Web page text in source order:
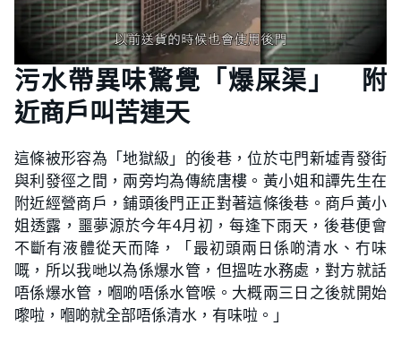
污水帶異味驚覺「爆屎渠」 附
近商戶叫苦連天
這條被形容為「地獄級」的後巷，位於屯門新墟青發街
與利發徑之間，兩旁均為傳統唐樓。黃小姐和譚先生在
附近經營商戶，鋪頭後門正正對著這條後巷。商戶黃小
姐透露，噩夢源於今年4月初，每逢下雨天，後巷便會
不斷有液體從天而降，「最初頭兩日係啲清水、冇味
嘅，所以我哋以為係爆水管，但搵咗水務處，對方就話
唔係爆水管，嗰啲唔係水管喉。大概兩三日之後就開始
嚟啦，嗰啲就全部唔係清水，有味啦。」